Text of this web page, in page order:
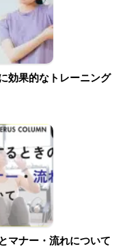
効果的なトレーニング
マナー・流れについて